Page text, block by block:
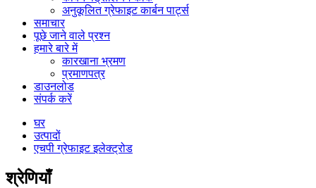
अनुकूलित ग्रेफाइट कार्बन पार्ट्स
समाचार
पूछे जाने वाले प्रश्न
हमारे बारे में
कारखाना भ्रमण
प्रमाणपत्र
डाउनलोड
संपर्क करें
घर
उत्पादों
एचपी ग्रेफाइट इलेक्ट्रोड
श्रेणियाँ